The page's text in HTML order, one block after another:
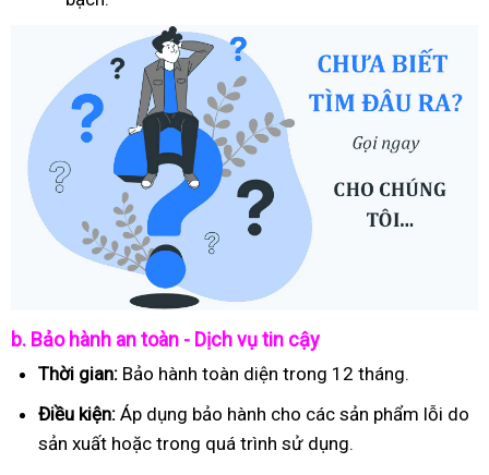
b. Bảo hành an toàn - Dịch vụ tin cậy
Thời gian: Bảo hành toàn diện trong 12 tháng.
Điều kiện: Áp dụng bảo hành cho các sản phẩm lỗi do
sản xuất hoặc trong quá trình sử dụng.